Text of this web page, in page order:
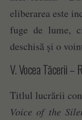
eliberarea este
fuge de lume,
deschisă și o
V. Vocea Tăcerii –
Titlul lucrării
Voice of the